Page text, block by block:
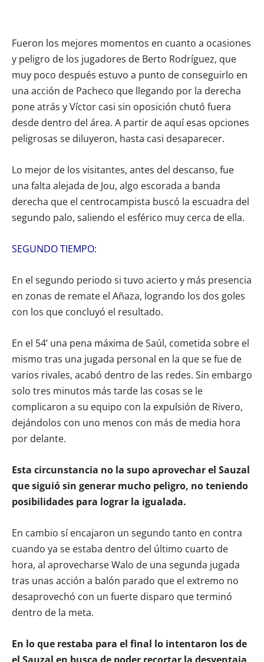
Fueron los mejores momentos en cuanto a ocasiones
y peligro de los jugadores de Berto Rodríguez, que
muy poco después estuvo a punto de conseguirlo en
una acción de Pacheco que llegando por la derecha
pone atrás y Víctor casi sin oposición chutó fuera
desde dentro del área. A partir de aquí esas opciones
peligrosas se diluyeron, hasta casi desaparecer.
Lo mejor de los visitantes, antes del descanso, fue
una falta alejada de Jou, algo escorada a banda
derecha que el centrocampista buscó la escuadra del
segundo palo, saliendo el esférico muy cerca de ella.
SEGUNDO TIEMPO:
En el segundo periodo si tuvo acierto y más presencia
en zonas de remate el Añaza, logrando los dos goles
con los que concluyó el resultado.
En el 54’ una pena máxima de Saúl, cometida sobre el
mismo tras una jugada personal en la que se fue de
varios rivales, acabó dentro de las redes. Sin embargo
solo tres minutos más tarde las cosas se le
complicaron a su equipo con la expulsión de Rivero,
dejándolos con uno menos con más de media hora
por delante.
Esta circunstancia no la supo aprovechar el Sauzal
que siguió sin generar mucho peligro, no teniendo
posibilidades para lograr la igualada.
En cambio sí encajaron un segundo tanto en contra
cuando ya se estaba dentro del último cuarto de
hora, al aprovecharse Walo de una segunda jugada
tras unas acción a balón parado que el extremo no
desaprovechó con un fuerte disparo que terminó
dentro de la meta.
En lo que restaba para el final lo intentaron los de